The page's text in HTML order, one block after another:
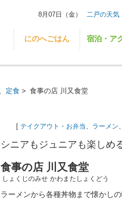
8月07日（金） 二戸の天気
にのへごはん 宿泊・ア
定食 > 食事の店 川又食堂
[ テイクアウト・お弁当 ラーメン
シニアもジュニアも楽しめ
食事の店 川又食堂
しょくじのみせ かわまたしょくどう
ラーメンから各種丼物まで懐かし